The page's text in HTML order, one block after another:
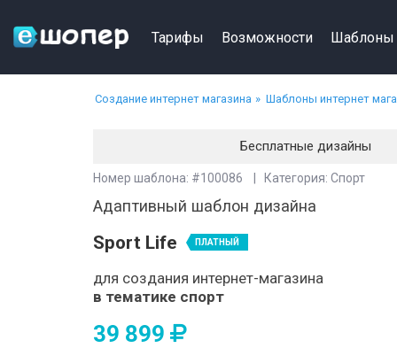
Тарифы Возможности Шаблоны
Создание интернет магазина Шаблоны интернет
Бесплатные дизайны
Номер шаблона: #100086 | Категория: Спорт
Адаптивный шаблон дизайна
Sport Life ПЛАТНЫЙ
для создания интернет-магазина
в тематике спорт
39 899